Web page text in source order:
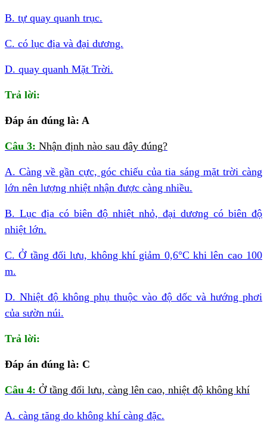
B. tự quay quanh trục.
C. có lục địa và đại dương.
D. quay quanh Mặt Trời.
Trả lời:
Đáp án đúng là: A
Câu 3: Nhận định nào sau đây đúng?
A. Càng về gần cực, góc chiếu của tia sáng mặt trời càng
lớn nên lượng nhiệt nhận được càng nhiều.
B. Lục địa có biên độ nhiệt nhỏ, đại dương có biên độ
nhiệt lớn.
C. Ở tầng đối lưu, không khí giảm 0,6°C khi lên cao 100
m.
D. Nhiệt độ không phụ thuộc vào độ dốc và hướng phơi
của sườn núi.
Trả lời:
Đáp án đúng là: C
Câu 4: Ở tầng đối lưu, càng lên cao, nhiệt độ không khí
A. càng tăng do không khí càng đặc.